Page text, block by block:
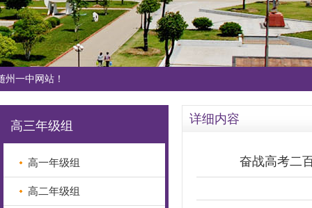
州一中网站！
详细内容
奋战高考二
高三年级组
高一年级组
高二年级组